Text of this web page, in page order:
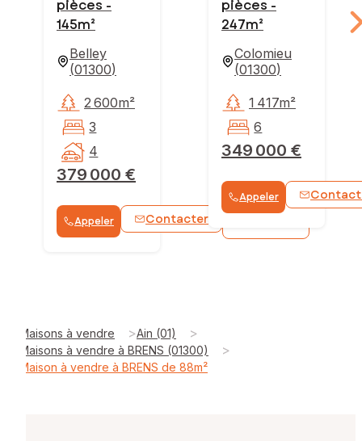
pièces -
145m²
Belley
(01300)
379 000 €
2 600m²
3
4
Appeler Contacter
pièces -
247m²
Colomieu
(01300)
349 000 €
1 417m²
6
Appeler
Maisons à vendre >Ain (01) >
Maisons à vendre à BRENS (01300) >
Maison à vendre à BRENS de 88m²